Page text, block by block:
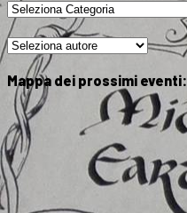
Mappa dei prossimi eventi: